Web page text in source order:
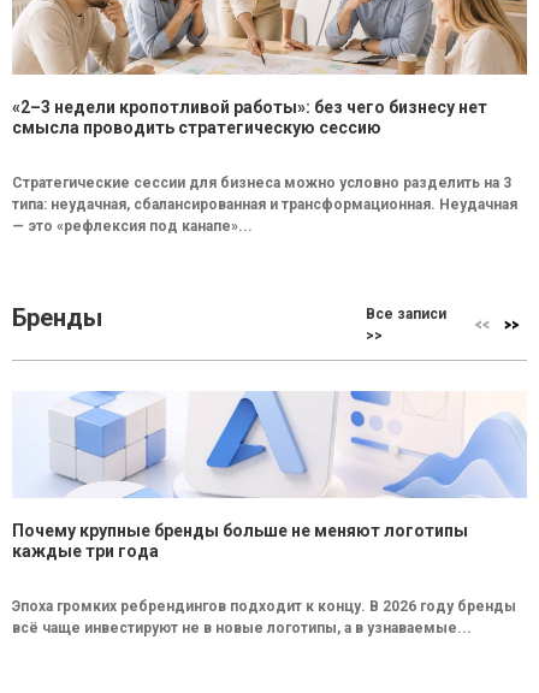
«2–3 недели кропотливой работы»: без чего бизнесу нет
смысла проводить стратегическую сессию
Стратегические сессии для бизнеса можно условно разделить на 3
типа: неудачная, сбалансированная и трансформационная. Неудачная
— это «рефлексия под канапе»...
Бренды
Все записи
>>
Почему крупные бренды больше не меняют логотипы
каждые три года
Эпоха громких ребрендингов подходит к концу. В 2026 году бренды
всё чаще инвестируют не в новые логотипы, а в узнаваемые...